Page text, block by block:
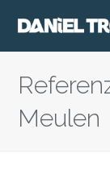
Meulen